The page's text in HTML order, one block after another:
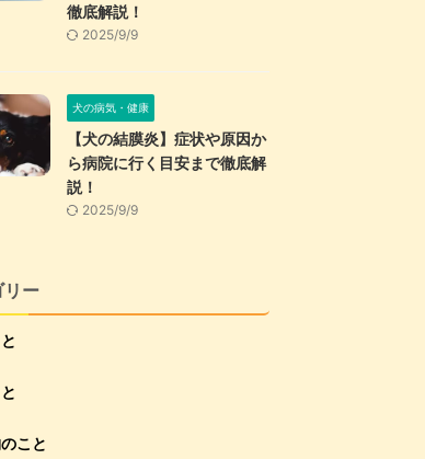
徹底解説！
2025/9/9
犬の病気・健康
【犬の結膜炎】症状や原因か
ら病院に行く目安まで徹底解
説！
2025/9/9
リー
こと